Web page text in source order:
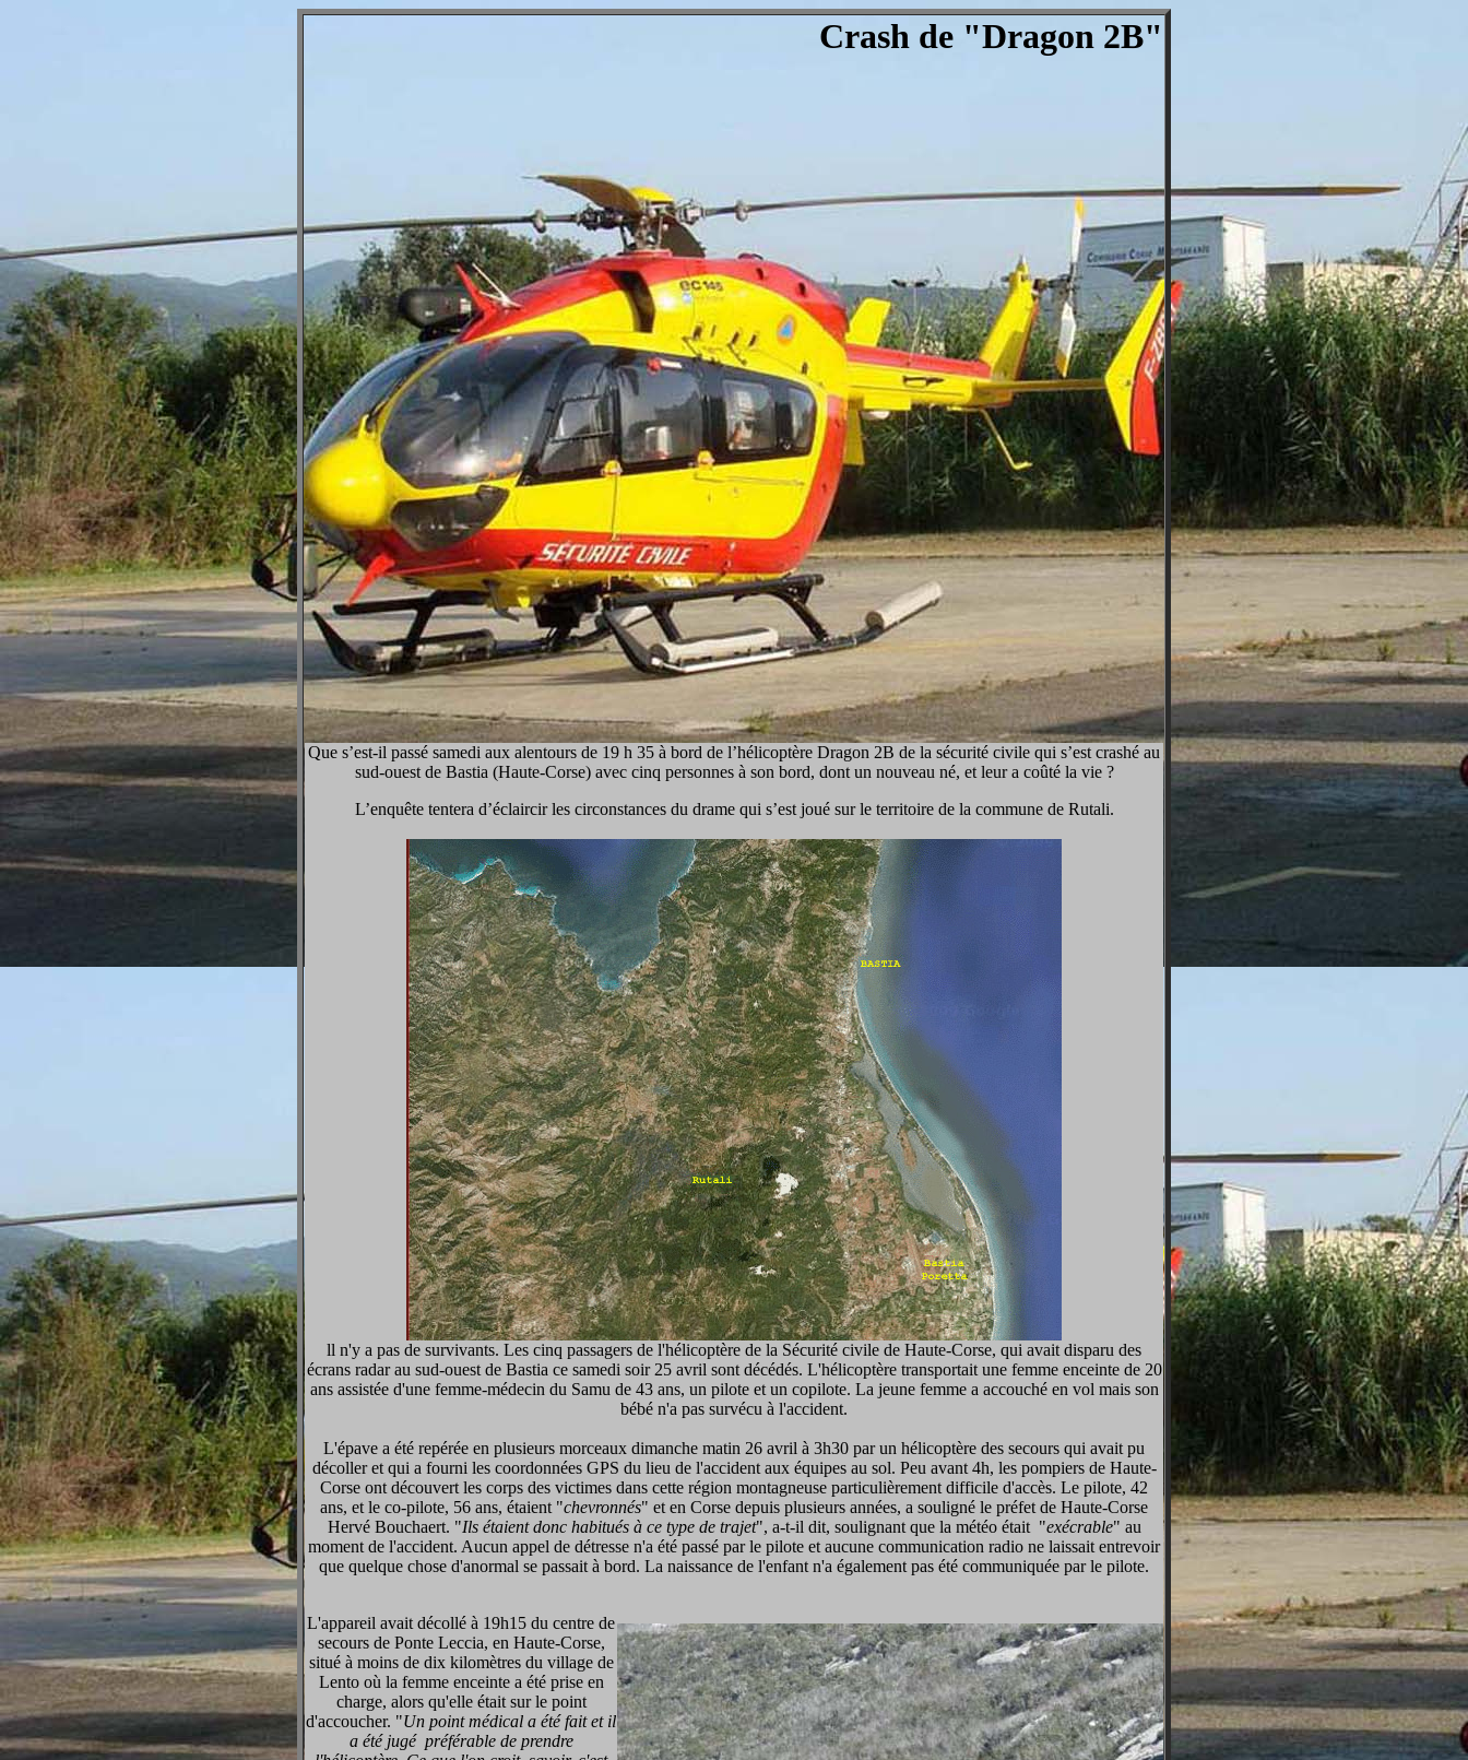
Crash de "Dragon 2B"
Que s’est-il passé samedi aux alentours de 19 h 35 à bord de l’hélicoptère Dragon 2B de la sécurité civile qui s’est crashé au
sud-ouest de Bastia (Haute-Corse) avec cinq personnes à son bord, dont un nouveau né, et leur a coûté la vie ?
L’enquête tentera d’éclaircir les circonstances du drame qui s’est joué sur le territoire de la commune de Rutali.
ll n'y a pas de survivants. Les cinq passagers de l'hélicoptère de la Sécurité civile de Haute-Corse, qui avait disparu des
écrans radar au sud-ouest de Bastia ce samedi soir 25 avril sont décédés. L'hélicoptère transportait une femme enceinte de 20
ans assistée d'une femme-médecin du Samu de 43 ans, un pilote et un copilote. La jeune femme a accouché en vol mais son
bébé n'a pas survécu à l'accident.
L'épave a été repérée en plusieurs morceaux dimanche matin 26 avril à 3h30 par un hélicoptère des secours qui avait pu
décoller et qui a fourni les coordonnées GPS du lieu de l'accident aux équipes au sol. Peu avant 4h, les pompiers de Haute-
Corse ont découvert les corps des victimes dans cette région montagneuse particulièrement difficile d'accès. Le pilote, 42
ans, et le co-pilote, 56 ans, étaient "chevronnés" et en Corse depuis plusieurs années, a souligné le préfet de Haute-Corse
Hervé Bouchaert. "Ils étaient donc habitués à ce type de trajet", a-t-il dit, soulignant que la météo était "exécrable" au
moment de l'accident. Aucun appel de détresse n'a été passé par le pilote et aucune communication radio ne laissait entrevoir
que quelque chose d'anormal se passait à bord. La naissance de l'enfant n'a également pas été communiquée par le pilote.
L'appareil avait décollé à 19h15 du centre de
secours de Ponte Leccia, en Haute-Corse,
situé à moins de dix kilomètres du village de
Lento où la femme enceinte a été prise en
charge, alors qu'elle était sur le point
d'accoucher. "Un point médical a été fait et il
a été jugé préférable de prendre